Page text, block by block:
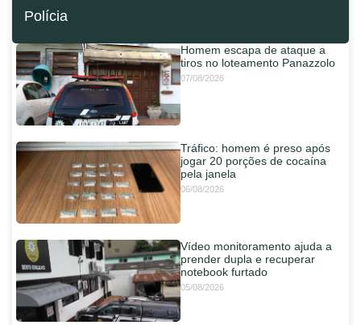
Polícia
Homem escapa de ataque a
tiros no loteamento Panazzolo
07/08/2026
Tráfico: homem é preso após
jogar 20 porções de cocaína
pela janela
06/08/2026
Vídeo monitoramento ajuda a
prender dupla e recuperar
notebook furtado
05/08/2026